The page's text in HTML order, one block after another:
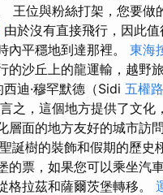
王位與粉絲打架，您要
由於沒有直接飛行，因此
內平穩地到達那裡。 東海
的沙丘上的龍運輸，越野
迪·穆罕默德（Sidi 五權
之，這個地方提供了文化
層面的地方友好的城市訪
誕樹的裝飾和假期的歷史
的票，如果您可以乘坐汽
格拉茲和薩爾茨堡轉移。